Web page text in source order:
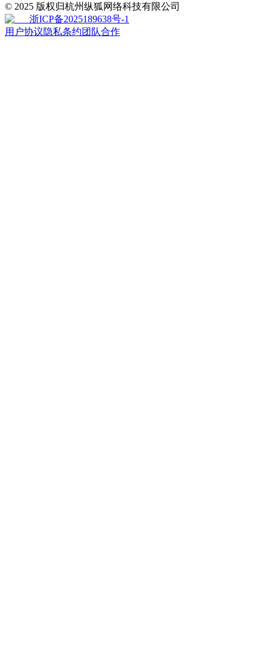
© 2025 版权归杭州纵狐网络科技有限公司
浙ICP备2025189638号-1
用户协议隐私条约团队合作